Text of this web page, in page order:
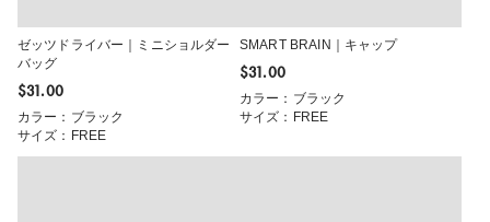
ゼッツドライバー｜ミニショルダー
バッグ
$‌31.00
カラー：ブラック
サイズ：FREE
SMART BRAIN｜キャップ
$‌31.00
カラー：ブラック
サイズ：FREE